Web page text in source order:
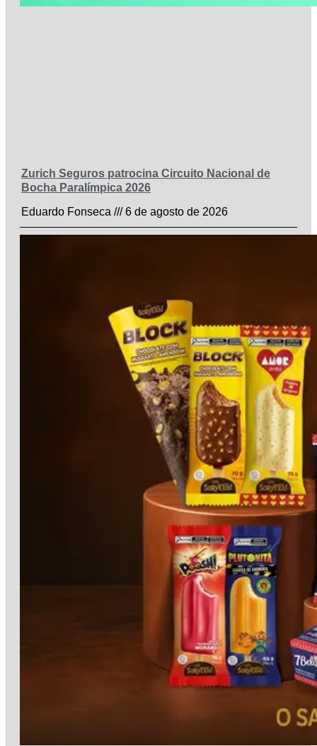
Zurich Seguros patrocina Circuito Nacional de
Bocha Paralímpica 2026
Eduardo Fonseca
6 de agosto de 2026